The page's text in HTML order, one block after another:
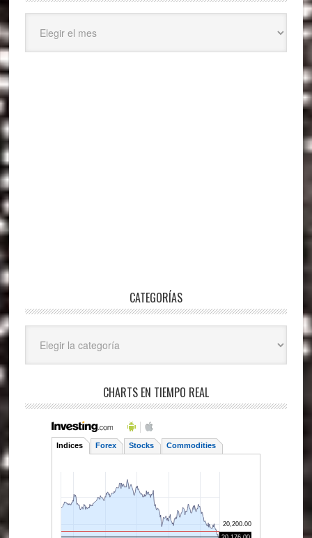
CATEGORÍAS
CHARTS EN TIEMPO REAL